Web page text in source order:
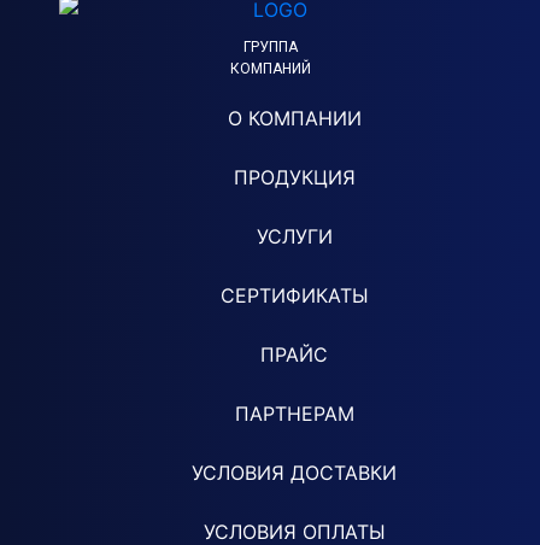
ГРУППА
КОМПАНИЙ
О КОМПАНИИ
ПРОДУКЦИЯ
УСЛУГИ
СЕРТИФИКАТЫ
ПРАЙС
ПАРТНЕРАМ
УСЛОВИЯ ДОСТАВКИ
УСЛОВИЯ ОПЛАТЫ